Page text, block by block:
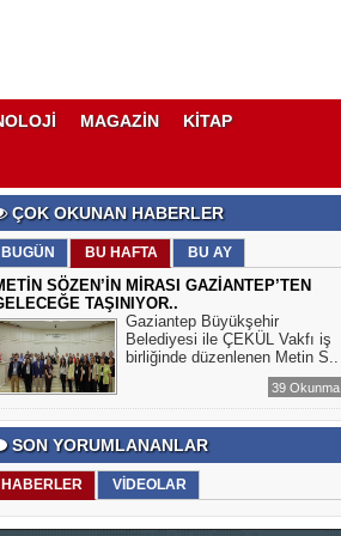
MAGAZİN KİTAP
ÇOK OKUNAN HABERLER
BUGÜN BU HAFTA BU AY
SÖZEN’İN MİRASI GAZİANTEP’TEN
TAŞINIYOR..
Gaziantep Büyükşehir
Belediyesi ile ÇEKÜL Vakfı iş
birliğinde düzenlenen Metin S..
39 Okunma
SON YORUMLANANLAR
HABERLER VİDEOLAR